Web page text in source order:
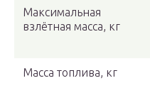
Максимальная
взлётная масса, кг
Масса топлива, кг